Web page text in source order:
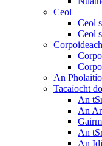
Ceol
Ceol
Ceol
An
Tacaíocht
An
An
An
An